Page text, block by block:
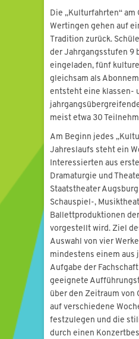
Die „Kulturfahrten“ am
Wertingen gehen auf
Tradition zurück.
der Jahrgangsstufen 9
eingeladen, fünf
gleichsam als
entsteht eine klassen-
meist etwa 30
Am Beginn jedes
Jahreslaufs steht ein
Interessierten aus
Dramaturgie und
Staatstheater
Schauspiel-,
Ballettproduktionen
vorgestellt wird. Ziel
Auswahl von vier
mindestens einem aus
Aufgabe der
geeignete
über den Zeitraum von
auf verschiedene
festzulegen und die
durch einen